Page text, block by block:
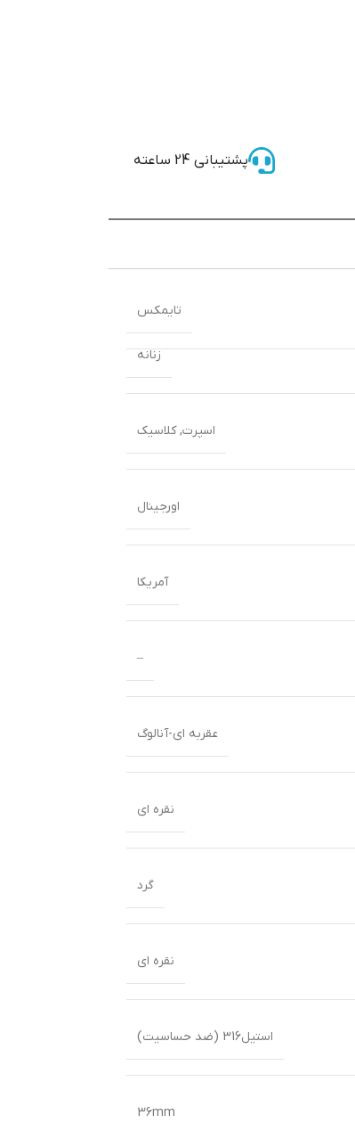
پشتیبانی 24 ساعته
زنانه
اسپرت,کلاسیک
اورجینال
آمریکا
–
عقربه ای-آنالوگ
نقره ای
گرد
نقره ای
استیل316 (ضد حساسیت)
36mm
تایمکس